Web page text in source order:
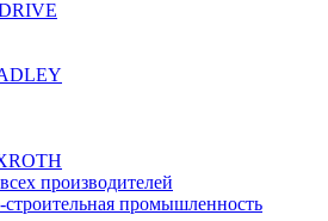
производителей
промышленность